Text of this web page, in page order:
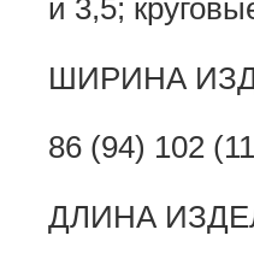
и 3,5;
ШИРИНА
86 (94) 102
ДЛИНА